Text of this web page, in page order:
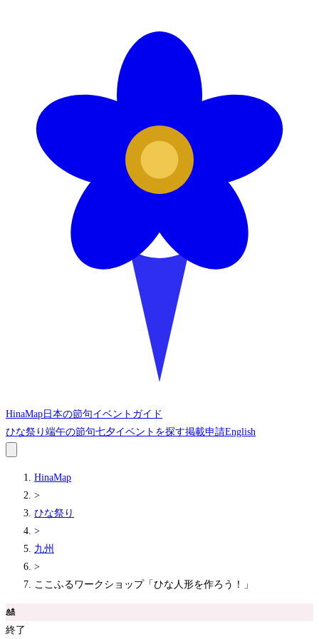
HinaMap 日本の節句イベントガイド
ひな祭り 端午の節句七夕イベントを探す掲載申請English
HinaMap
>
ひな祭り
>
九州
>
ここふるワークショップ「ひな人形を作ろう！」
🎎
終了